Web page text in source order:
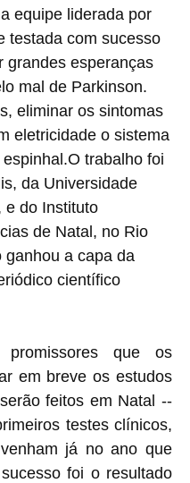
equipe liderada por
testada com sucesso
grandes esperanças
mal de Parkinson.
eliminar os sintomas
eletricidade o sistema
trabalho foi
da Universidade
e do Instituto
de Natal, no Rio
ganhou a capa da
científico
que os
em breve os estudos
feitos em Natal --
testes clínicos,
já no ano que
foi o resultado